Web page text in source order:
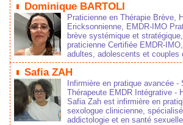
Dominique BARTOLI
Praticienne en Thérapie Brève,
Ericksonnienne, EMDR-IMO
brève systémique et
praticienne Certifiée EMDR-
adultes, adolescents et couples
Safia ZAH
Infirmière en pratique avancée -
Thérapeute EMDR Intégrative -
Safia Zah est infirmière en
sexologue clinicienne,
addictologie et en santé